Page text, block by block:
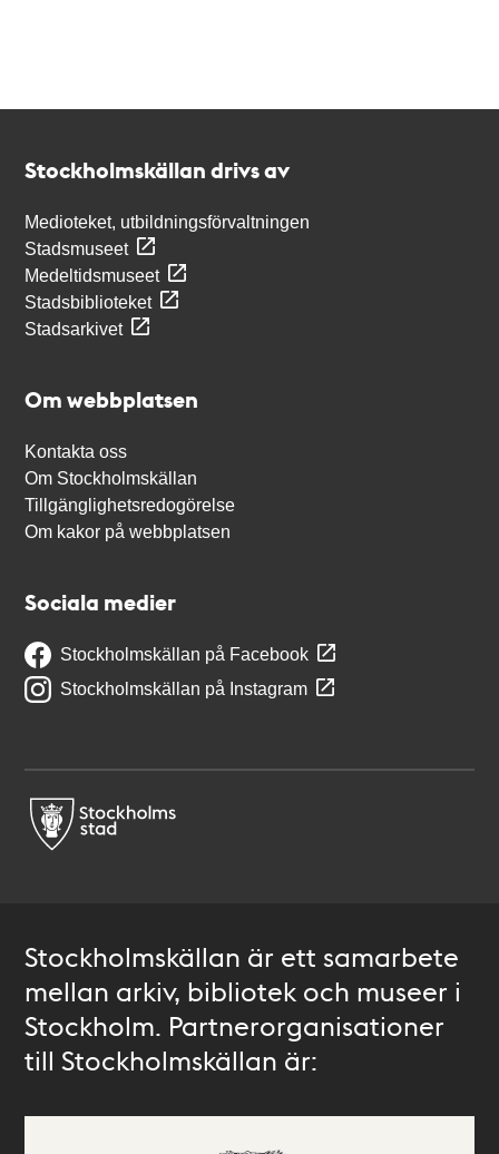
Stockholmskällan drivs av
Medioteket, utbildningsförvaltningen
Stadsmuseet
Medeltidsmuseet
Stadsbiblioteket
Stadsarkivet
Om webbplatsen
Kontakta oss
Om Stockholmskällan
Tillgänglighetsredogörelse
Om kakor på webbplatsen
Sociala medier
Stockholmskällan på Facebook
Stockholmskällan på Instagram
Stockholmskällan är ett samarbete
mellan arkiv, bibliotek och museer i
Stockholm. Partnerorganisationer
till Stockholmskällan är: